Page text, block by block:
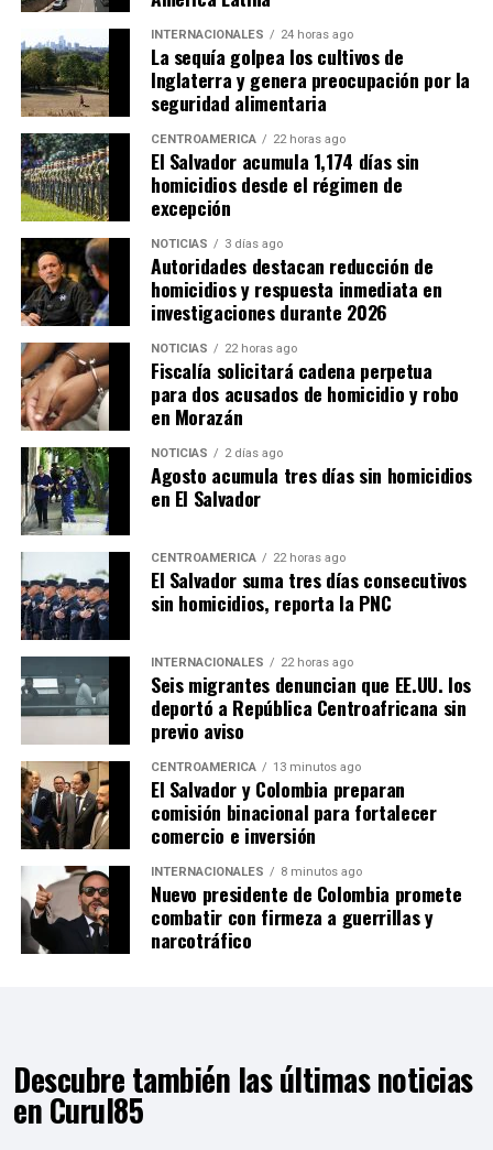
el mundo», afirmó.
Con la edición de 2026, México hizo historia al
convertirse en el primer país en albergar tres Copas del
Mundo, después de haber sido sede en 1970 y 1986. En
esta ocasión recibió partidos junto con Estados Unidos y
Canadá, en un torneo que estrenó formato con 48
selecciones participantes y 104 encuentros.
Las ciudades mexicanas de Ciudad de México,
Guadalajara y Monterrey fueron escenario de 13
partidos, incluido el encuentro inaugural entre México y
Sudáfrica, disputado el 11 de junio en el Estadio Ciudad
de México (Azteca).
INTERNACIONALES 24 horas ago
La sequía golpea los cultivos de
Inglaterra y genera preocupación por la
seguridad alimentaria
CENTROAMÉRICA 22 horas ago
El Salvador acumula 1,174 días sin
homicidios desde el régimen de
excepción
NOTICIAS 3 días ago
Autoridades destacan reducción de
homicidios y respuesta inmediata en
investigaciones durante 2026
NOTICIAS 22 horas ago
Fiscalía solicitará cadena perpetua
para dos acusados de homicidio y robo
en Morazán
NOTICIAS 2 días ago
Agosto acumula tres días sin homicidios
en El Salvador
CENTROAMÉRICA 22 horas ago
El Salvador suma tres días consecutivos
sin homicidios, reporta la PNC
INTERNACIONALES 22 horas ago
Seis migrantes denuncian que EE.UU. los
deportó a República Centroafricana sin
previo aviso
CENTROAMÉRICA 13 minutos ago
El Salvador y Colombia preparan
comisión binacional para fortalecer
comercio e inversión
INTERNACIONALES 8 minutos ago
Nuevo presidente de Colombia promete
combatir con firmeza a guerrillas y
narcotráfico
Descubre también las últimas noticias
en Curul85